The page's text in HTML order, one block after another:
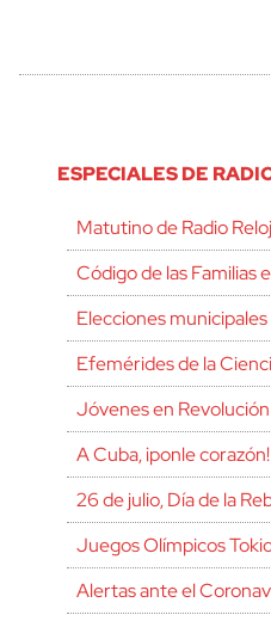
ESPECIALES DE
Matutino de Radio Reloj
Código de las Familias
Elecciones
Efemérides de la
Jóvenes en Revolución
A Cuba, ¡ponle corazón!
26 de julio, Día de la
Juegos Olímpicos
Alertas ante el